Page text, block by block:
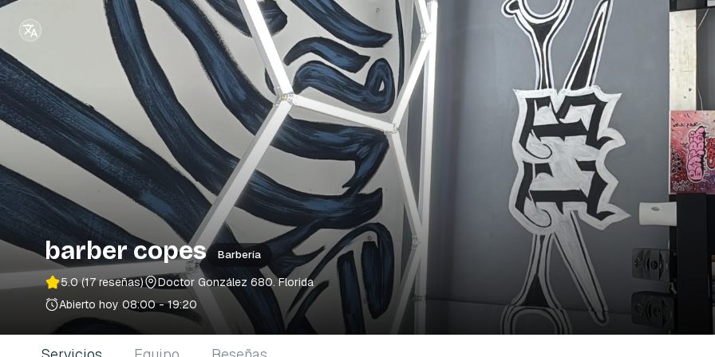
barber copes Barbería
5.0(17 reseñas) Doctor González 680. Florida
Abierto hoy 08:00 - 19:20